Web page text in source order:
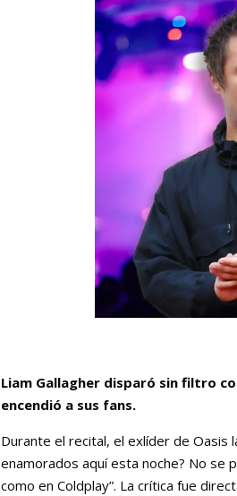
Liam Gallagher disparó sin filtro
encendió a sus fans.
Durante el recital, el exlíder de Oasis
enamorados aquí esta noche? No se
como en Coldplay”. La crítica fue